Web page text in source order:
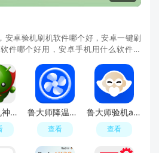
安卓验机刷机软件哪个好，安卓一键刷
件哪个好用，安卓手机用什么软件验
看看小编推荐了哪些专业的安卓验机软
刷机软件可免费下载，完美适配华为、
多
绿豆刷机神器手机版最新版 鲁大师降温神器一键降温神器安卓版
查看
鲁大师验机app手机版(鲁大师手机检测软件)
查看